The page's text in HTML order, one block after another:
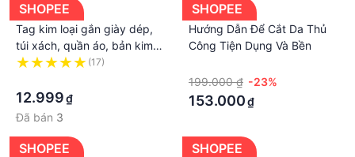
SHOPEE
Tag kim loại gắn giày dép,
túi xách, quần áo, bản kim
loại trang trí, đai kim loại
(17)
12.999₫
Đã bán 3
SHOPEE
Hướng Dẫn Để Cắt Da Thủ
Công Tiện Dụng Và Bền
199.000 ₫ -23%
153.000₫
SHOPEE SHOPEE